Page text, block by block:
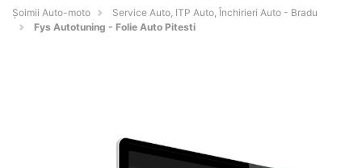
Șoimii Auto-moto
Service Auto, ITP Auto, Închirieri Auto - Bradu
Fys Autotuning - Folie Auto Pitesti